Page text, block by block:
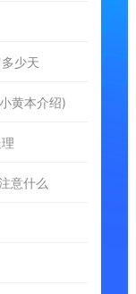
少天
黄本介绍)
意什么